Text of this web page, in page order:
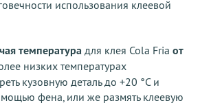
использования клеевой
температурадля клея Cola Fria от
низких температурах
кузовную деталь до +20 °С и
фена, или же размять клеевую